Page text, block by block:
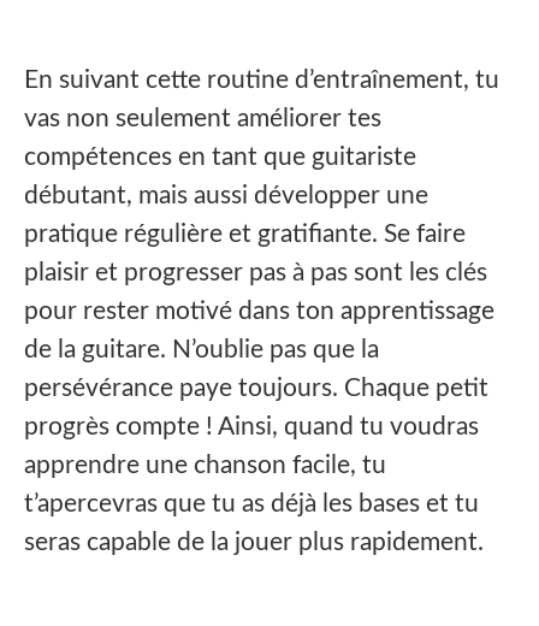
En suivant cette routine d’entraînement, tu
vas non seulement améliorer tes
compétences en tant que guitariste
débutant, mais aussi développer une
pratique régulière et gratifiante. Se faire
plaisir et progresser pas à pas sont les clés
pour rester motivé dans ton apprentissage
de la guitare. N’oublie pas que la
persévérance paye toujours. Chaque petit
progrès compte ! Ainsi, quand tu voudras
apprendre une chanson facile, tu
t’apercevras que tu as déjà les bases et tu
seras capable de la jouer plus rapidement.